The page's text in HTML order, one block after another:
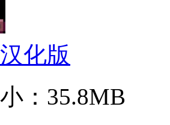
化版
：35.8MB